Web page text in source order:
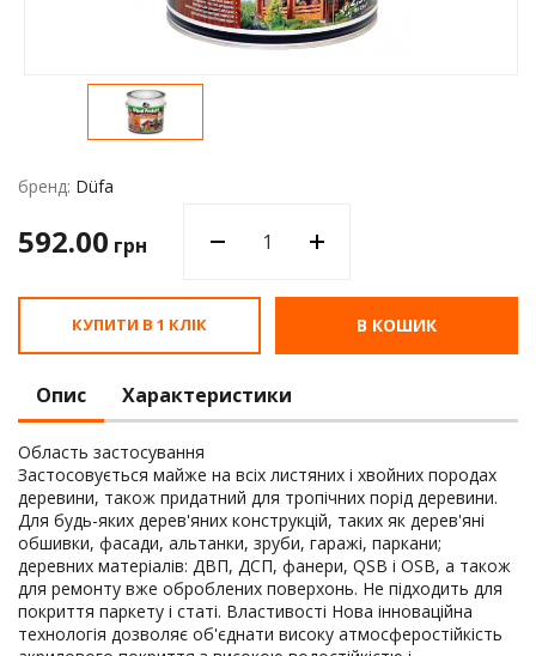
бренд: Düfa
592.00 грн
КУПИТИ В 1 КЛІК В КОШИК
Опис Характеристики
Область застосування
Застосовується майже на всіх листяних і хвойних породах
деревини, також придатний для тропічних порід деревини.
Для будь-яких дерев'яних конструкцій, таких як дерев'яні
обшивки, фасади, альтанки, зруби, гаражі, паркани;
деревних матеріалів: ДВП, ДСП, фанери, QSB і OSB, а також
для ремонту вже оброблених поверхонь. Не підходить для
покриття паркету і статі. Властивості Нова інноваційна
технологія дозволяє об'єднати високу атмосферостійкість